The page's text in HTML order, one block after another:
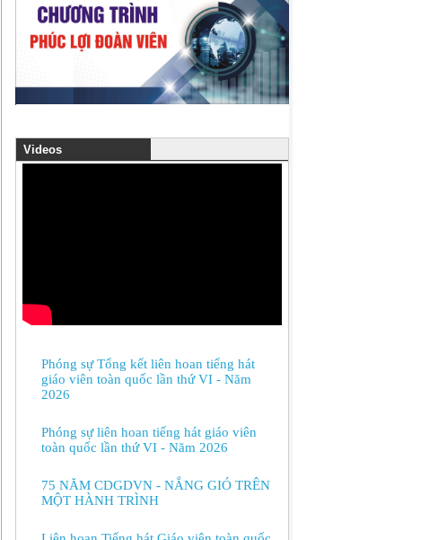
Videos
Phóng sự Tổng kết liên hoan tiếng hát
giáo viên toàn quốc lần thứ VI - Năm
2026
Phóng sự liên hoan tiếng hát giáo viên
toàn quốc lần thứ VI - Năm 2026
75 NĂM CDGDVN - NẮNG GIÓ TRÊN
MỘT HÀNH TRÌNH